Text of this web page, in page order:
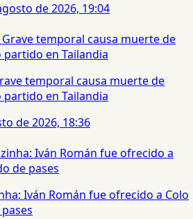
de 2026, 19:04
temporal causa muerte de
en Tailandia
de 2026, 18:36
Iván Román fue ofrecido a Colo